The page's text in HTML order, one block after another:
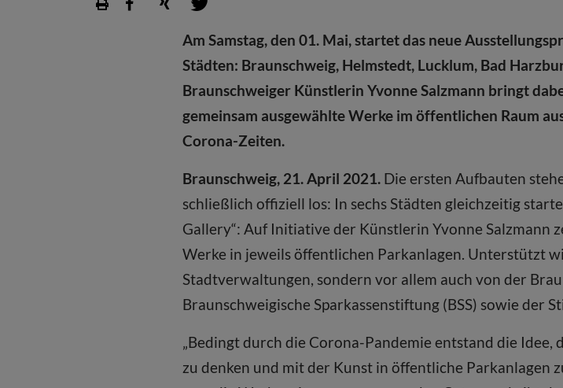
Am Samstag, den 01. Mai, startet das neue
Städten: Braunschweig, Helmstedt, Lucklum, Bad
Braunschweiger Künstlerin Yvonne Salzmann bringt
gemeinsam ausgewählte Werke im öffentlichen Raum
Corona-Zeiten.
Braunschweig, 21. April 2021. Die ersten Aufbauten
schließlich offiziell los: In sechs Städten gleichzeitig
Gallery“: Auf Initiative der Künstlerin Yvonne Salzmann
Werke in jeweils öffentlichen Parkanlagen. Unterstützt
Stadtverwaltungen, sondern vor allem auch von der
Braunschweigische Sparkassenstiftung (BSS) sowie der
„Bedingt durch die Corona-Pandemie entstand die
zu denken und mit der Kunst in öffentliche Parkanlagen